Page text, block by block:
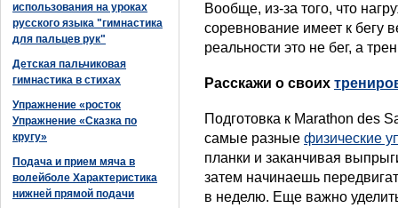
использования на уроках
русского языка "гимнастика
для пальцев рук"
Детская пальчиковая
гимнастика в стихах
Упражнение «росток
Упражнение «Сказка по
кругу»
Подача и прием мяча в
волейболе Характеристика
нижней прямой подачи
Вообще, из-за того, что
соревнование имеет к бегу
реальности это не бег, а
Расскажи о своих
Подготовка к Marathon des
самые разные физические
планки и заканчивая
затем начинаешь
в неделю. Еще важно